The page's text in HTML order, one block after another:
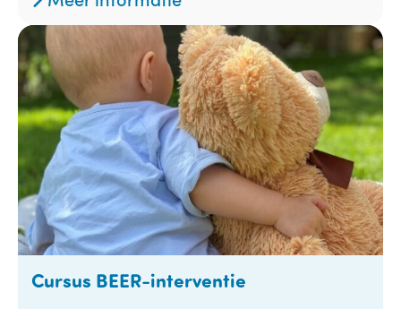
Cursus BEER-interventie